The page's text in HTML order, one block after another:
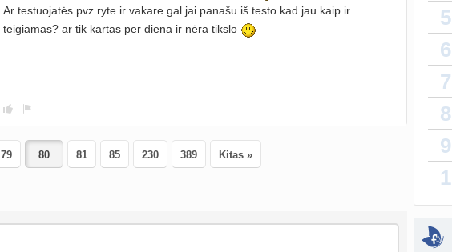
Ar testuojatės pvz ryte ir vakare gal jai panašu iš testo kad jau kaip ir
teigiamas? ar tik kartas per diena ir nėra tikslo
79 81 85 230 389 Kitas »
sukurta
5
6
7
8
9